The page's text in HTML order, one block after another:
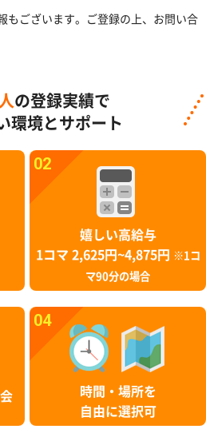
もございます。ご登録の上、お問い合
の登録実績で
環境とサポート
02
嬉しい高給与
1コマ 2,625円~4,875円
※1コ
マ90分の場合
04
時間・場所を
自由に選択可